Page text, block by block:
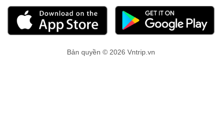
Bản quyền © 2026 Vntrip.vn